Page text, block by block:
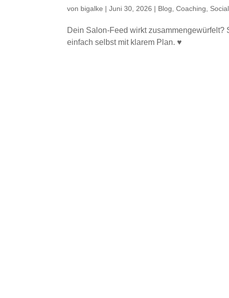
von bigalke |Juni 30, 2026 | Blog ,Coaching
Dein Salon-Feed wirkt
einfach selbst mit klarem Plan. ♥